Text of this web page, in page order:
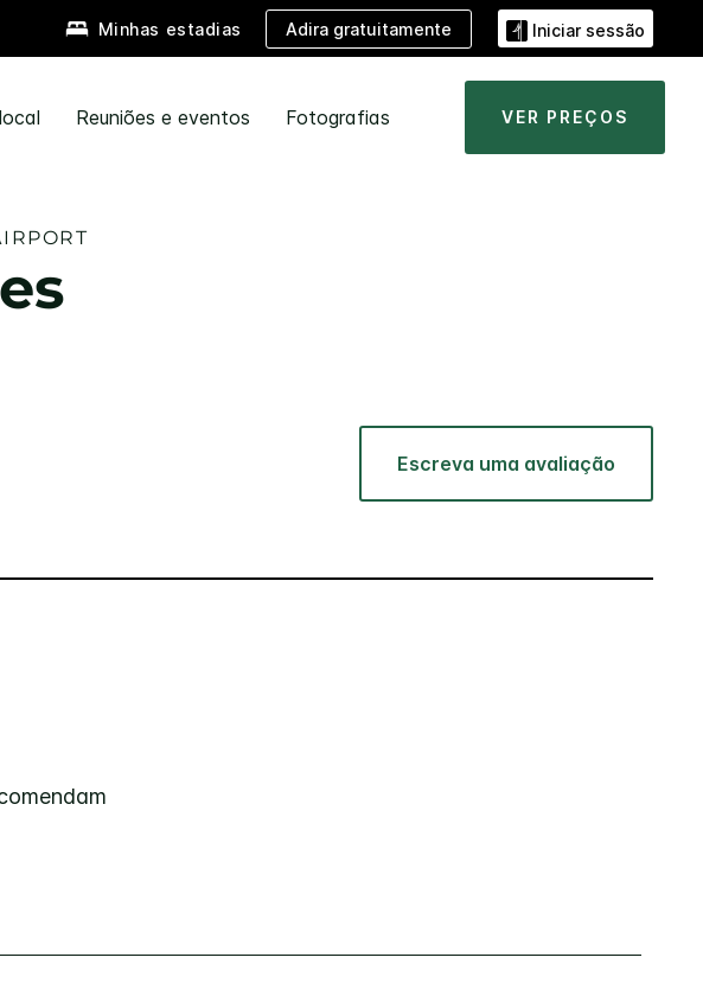
Minhas estadias Adira gratuitamente Iniciar sessão
Reuniões e eventos Fotografias VER PREÇOS
Escreva uma avaliação